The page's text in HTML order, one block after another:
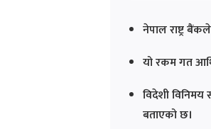
नेपाल राष्ट्र
यो रकम गत
विदेशी विनिमय
बताएको छ।